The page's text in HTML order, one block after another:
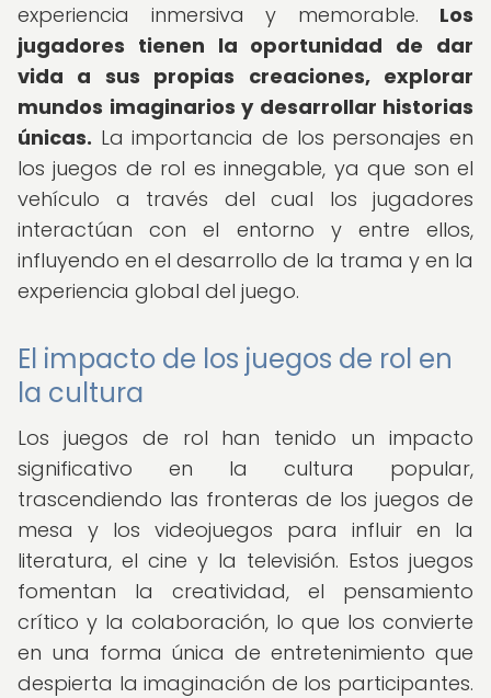
experiencia inmersiva y memorable. Los
jugadores tienen la oportunidad de dar
vida a sus propias creaciones, explorar
mundos imaginarios y desarrollar historias
únicas. La importancia de los personajes en
los juegos de rol es innegable, ya que son el
vehículo a través del cual los jugadores
interactúan con el entorno y entre ellos,
influyendo en el desarrollo de la trama y en la
experiencia global del juego.
El impacto de los juegos de rol en
la cultura
Los juegos de rol han tenido un impacto
significativo en la cultura popular,
trascendiendo las fronteras de los juegos de
mesa y los videojuegos para influir en la
literatura, el cine y la televisión. Estos juegos
fomentan la creatividad, el pensamiento
crítico y la colaboración, lo que los convierte
en una forma única de entretenimiento que
despierta la imaginación de los participantes.